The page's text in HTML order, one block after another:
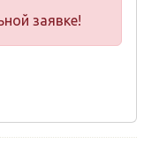
заявке!